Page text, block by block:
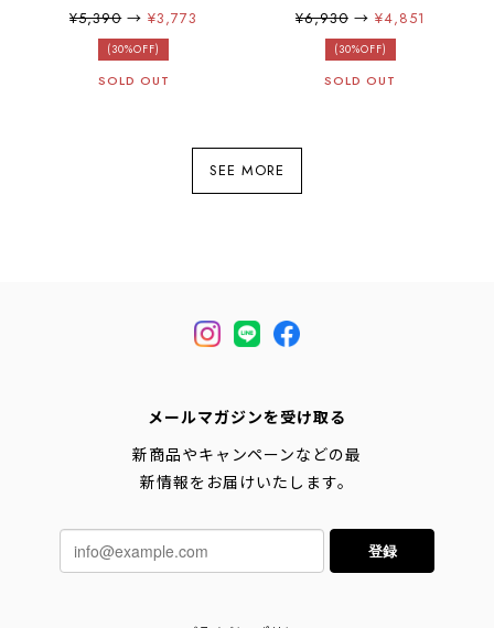
ギフト・プレゼントに・履
きやすい・おしゃれスニー
¥5,390→¥3,773
(30%OFF)
SOLD OUT
用・ギフト・プレゼント
に・履きやすい・おしゃれ
[2025AW]
¥6,930→ ¥4,851
(30%OFF)
SOLD OUT
SEE MORE
メールマガジンを受け取る
新商品やキャンペーンなどの最
新情報をお届けいたします。
登録